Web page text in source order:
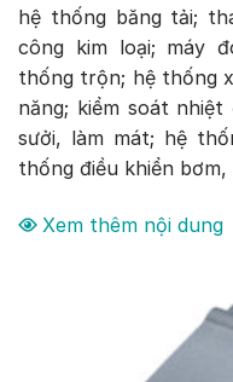
hệ thống băng tải;
công kim loại; máy
thống trộn; hệ thống
năng; kiểm soát
sưởi, làm mát; hệ
thống điều khiển bơm,
Xem thêm nội dung